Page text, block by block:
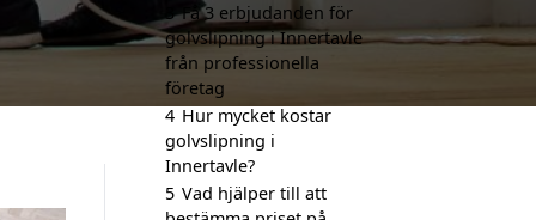
3 Få 3 erbjudanden för
golvslipning i Innertavle
från professionella
företag
4 Hur mycket kostar
golvslipning i
Innertavle?
5 Vad hjälper till att